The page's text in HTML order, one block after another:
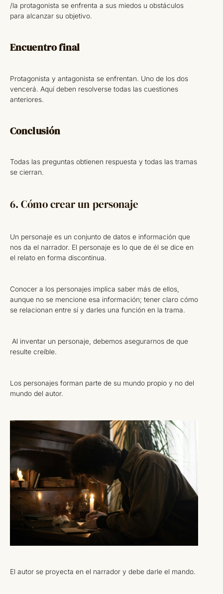
/la protagonista se enfrenta a sus miedos u obstáculos
para alcanzar su objetivo.
Encuentro final
Protagonista y antagonista se enfrentan. Uno de los dos
vencerá. Aquí deben resolverse todas las cuestiones
anteriores.
Conclusión
Todas las preguntas obtienen respuesta y todas las tramas
se cierran.
6. Cómo crear un personaje
Un personaje es un conjunto de datos e información que
nos da el narrador. El personaje es lo que de él se dice en
el relato en forma discontinua.
Conocer a los personajes implica saber más de ellos,
aunque no se mencione esa información; tener claro cómo
se relacionan entre sí y darles una función en la trama.
Al inventar un personaje, debemos asegurarnos de que
resulte creíble.
Los personajes forman parte de su mundo propio y no del
mundo del autor.
El autor se proyecta en el narrador y debe darle el mando.